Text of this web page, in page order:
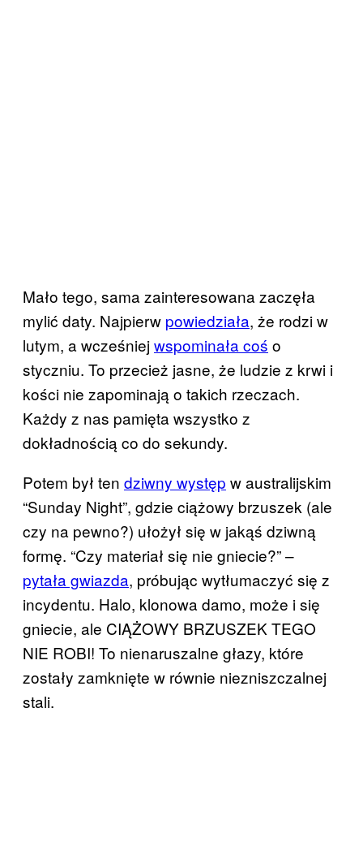
Mało tego, sama zainteresowana zaczęła
mylić daty. Najpierw powiedziała, że rodzi w
lutym, a wcześniejwspominała coś o
styczniu. To przecież jasne, że ludzie z krwi i
kości nie zapominają o takich rzeczach.
Każdy z nas pamięta wszystko z
dokładnością co do sekundy.
Potem był ten dziwny występ w australijskim
“Sunday Night”, gdzie ciążowy brzuszek (ale
czy na pewno?) ułożył się w jakąś dziwną
formę. “Czy materiał się nie gniecie?” –
pytała gwiazda, próbując wytłumaczyć się z
incydentu. Halo, klonowa damo, może i się
gniecie, ale CIĄŻOWY BRZUSZEK TEGO
NIE ROBI! To nienaruszalne głazy, które
zostały zamknięte w równie niezniszczalnej
stali.